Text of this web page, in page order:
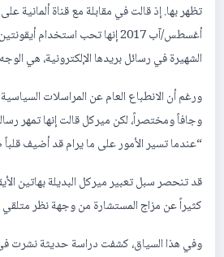
أغسطس/آب 2017 إنها تحب استخدام
الشهيرة في رسائل بريدها الإلكترونية، هي
ورغم أن الانطباع العام عن المراسلات
وجافاً ومختصراً، لكن ميركل قالت إنها تمهر
“عندما تسير الأمور على ما يرام قد أضيف
قد تنحصر سبل تعبير ميركل البديلة بهاتين
كثيراً عن مزاج المستشارة من وجهة نظر متلقي